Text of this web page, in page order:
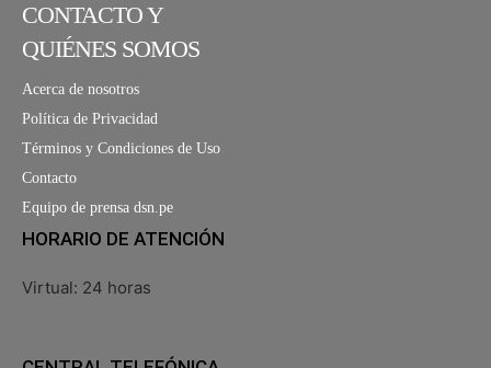
CONTACTO Y
QUIÉNES SOMOS
Acerca de nosotros
Política de Privacidad
Términos y Condiciones de Uso
Contacto
Equipo de prensa dsn.pe
HORARIO DE ATENCIÓN
Virtual: 24 horas